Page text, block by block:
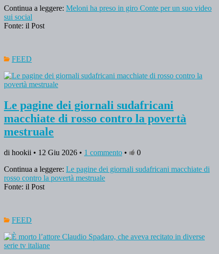
Continua a leggere: Meloni ha preso in giro Conte per un suo video
sui social
Fonte: il Post
FEED
Le pagine dei giornali sudafricani
macchiate di rosso contro la povertà
mestruale
di hookii • 12 Giu 2026 • 1 commento •
0
Continua a leggere: Le pagine dei giornali sudafricani macchiate di
rosso contro la povertà mestruale
Fonte: il Post
FEED